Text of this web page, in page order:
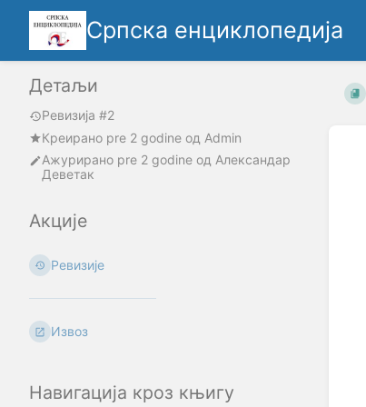
Српска енциклопедија
Детаљи
Ревизија #2
Креирано pre 2 godine oд Admin
Ажурирано pre 2 godine од Александар
Деветак
Акције
Ревизије
Извоз
Навигација кроз књигу